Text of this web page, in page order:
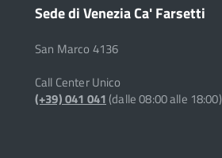
Sede di Venezia Ca' Farsetti
San Marco 4136
Call Center Unico
(+39) 041 041(dalle 08:00 alle 18:00)